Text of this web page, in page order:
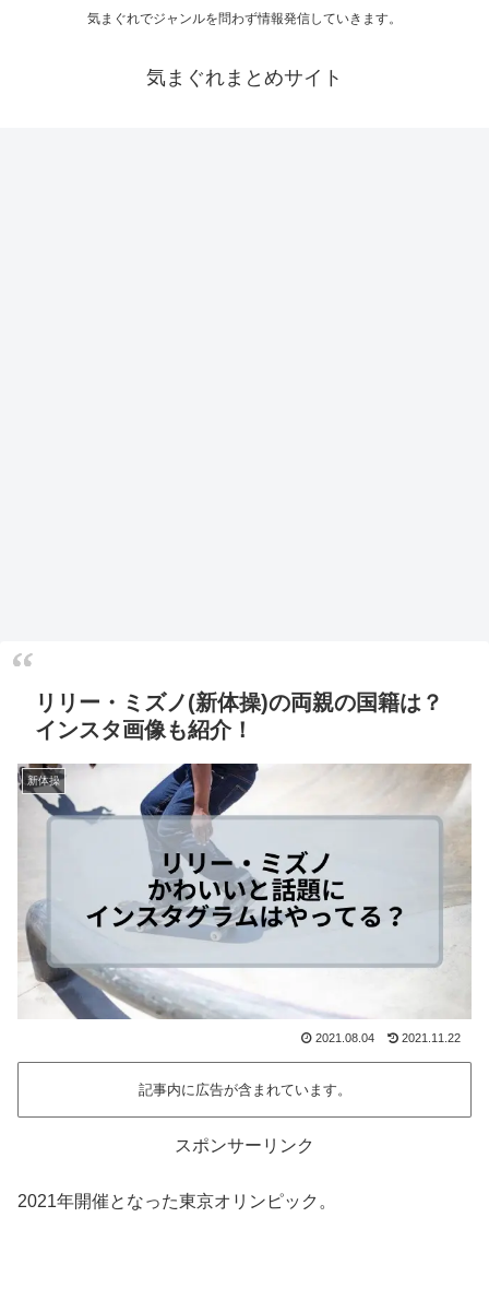
気まぐれでジャンルを問わず情報発信していきます。
気まぐれまとめサイト
リリー・ミズノ(新体操)の両親の国籍は？
インスタ画像も紹介！
新体操
2021.08.04 2021.11.22
記事内に広告が含まれています。
スポンサーリンク
2021年開催となった東京オリンピック。